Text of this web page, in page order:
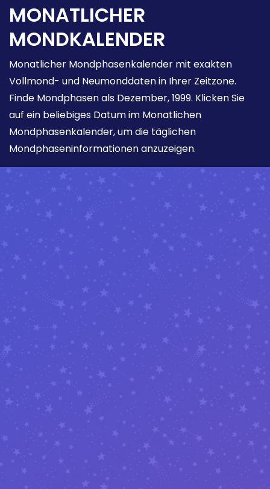
MONATLICHER
MONDKALENDER
Monatlicher Mondphasenkalender mit exakten
Vollmond- und Neumonddaten in Ihrer Zeitzone.
Finde Mondphasen als Dezember, 1999. Klicken Sie
auf ein beliebiges Datum im Monatlichen
Mondphasenkalender, um die täglichen
Mondphaseninformationen anzuzeigen.